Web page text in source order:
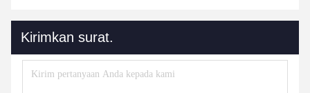
Kirimkan surat.